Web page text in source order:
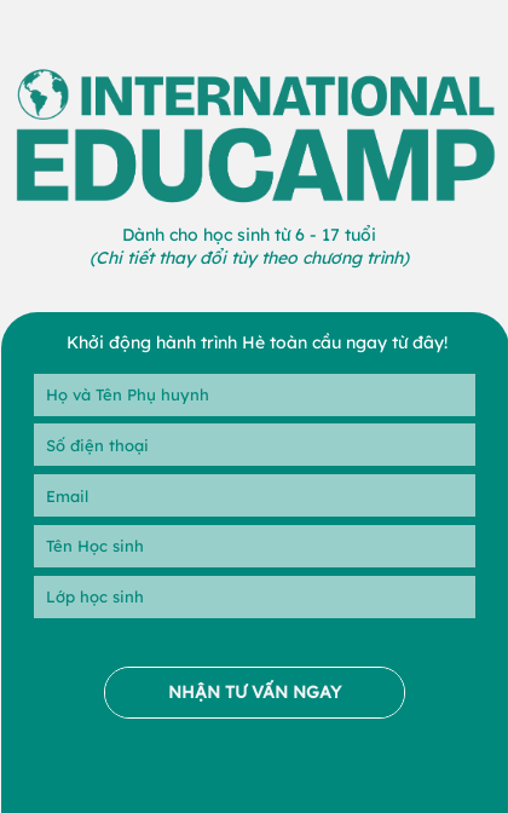
Dành cho học sinh từ 6 - 17 tuổi
(Chi tiết thay đổi tùy theo chương trình)
Phụ huynh vui lòng lựa chọn chương trình hè con
NHẬN TƯ VẤN NGAY
Khởi động hành trình Hè toàn cầu ngay từ đây!